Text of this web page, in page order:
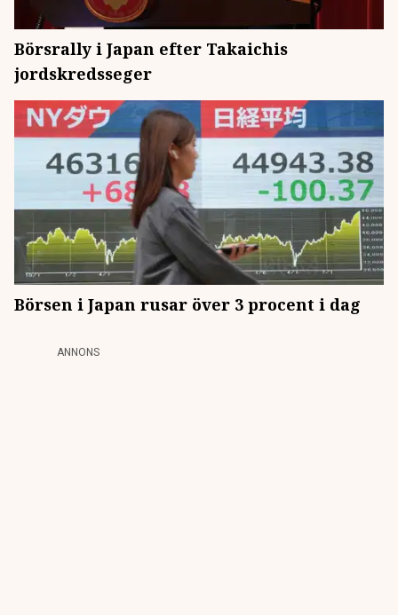
Börsrally i Japan efter Takaichis
jordskredsseger
Börsen i Japan rusar över 3 procent i dag
ANNONS